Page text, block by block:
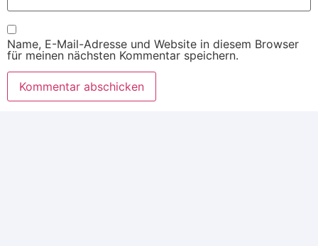
Name, E-Mail-Adresse und Website in diesem Browser
für meinen nächsten Kommentar speichern.